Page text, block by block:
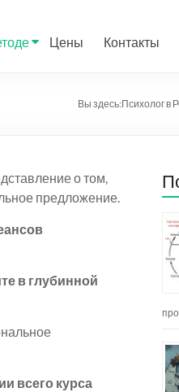
Цены Контакты
Вы здесь:Психолог в
о том,
предложение.
в глубинной
всего курса